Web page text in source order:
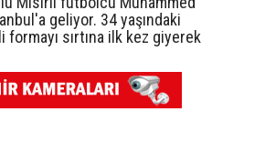
geliyor. 34 yaşındaki
sırtına ilk kez giyerek